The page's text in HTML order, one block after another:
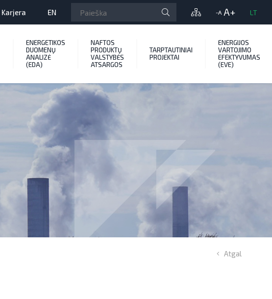
Karjera EN -A A+ LT
ENERGETIKOS
DUOMENŲ
ANALIZĖ
(EDA)
NAFTOS
PRODUKTŲ
VALSTYBĖS
ATSARGOS
TARPTAUTINIAI
PROJEKTAI
ENERGIJOS
VARTOJIMO
EFEKTYVUMAS
(EVE)
Atgal